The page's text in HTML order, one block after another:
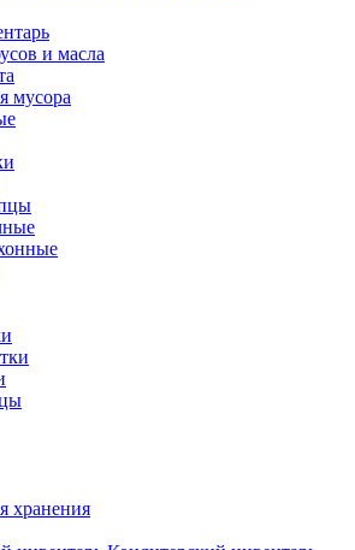
и масла
мусора
хранения